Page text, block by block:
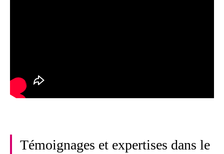
Témoignages et expertises dans le